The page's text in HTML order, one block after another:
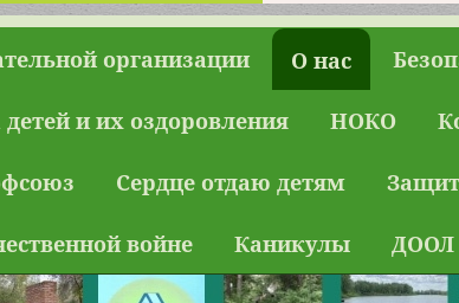
организации О нас
и их оздоровления НОКО
Сердце отдаю детям
войне Каникулы ДООЛ